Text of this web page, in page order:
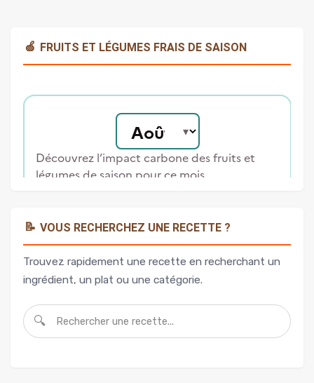
🍏 FRUITS ET LÉGUMES FRAIS DE SAISON
📝 VOUS RECHERCHEZ UNE RECETTE ?
Trouvez rapidement une recette en recherchant un
ingrédient, un plat ou une catégorie.
🔍